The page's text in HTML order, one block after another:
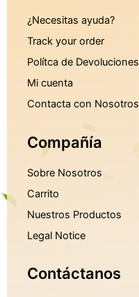
¿Necesitas ayuda?
Track your order
Polítca de Devoluciones
Mi cuenta
Contacta con Nosotros
Compañía
Sobre Nosotros
Carrito
Nuestros Productos
Legal Notice
Contáctanos